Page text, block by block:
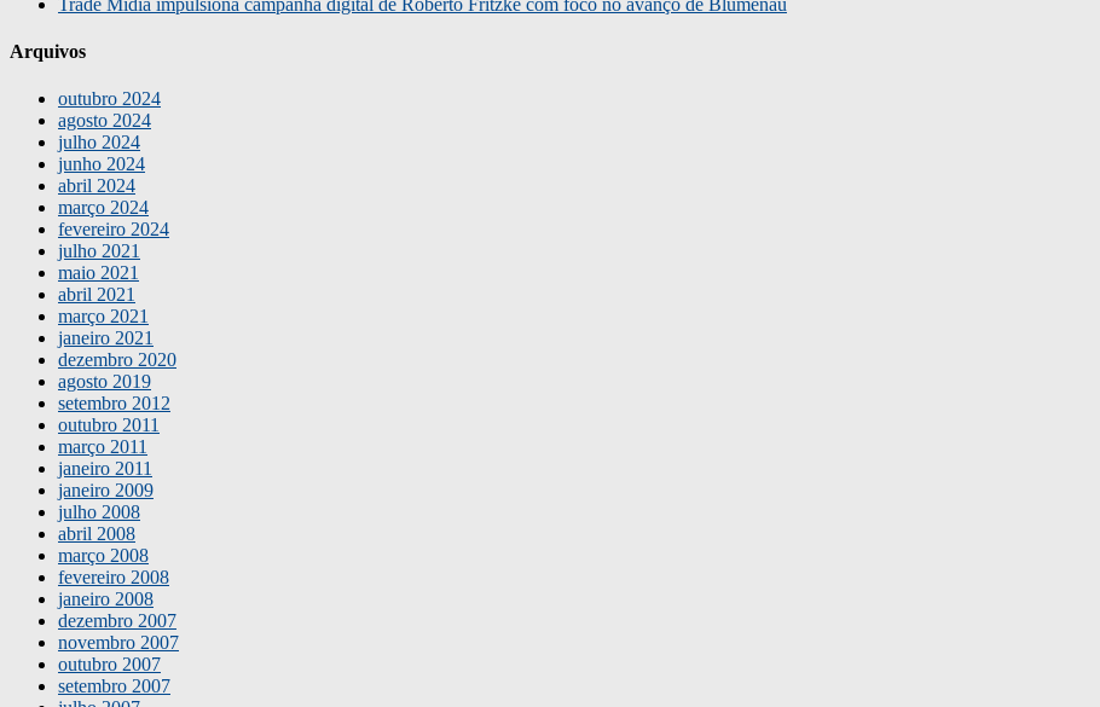
Arquivos
outubro 2024
agosto 2024
julho 2024
junho 2024
abril 2024
março 2024
fevereiro 2024
julho 2021
maio 2021
abril 2021
março 2021
janeiro 2021
dezembro 2020
agosto 2019
setembro 2012
outubro 2011
março 2011
janeiro 2011
janeiro 2009
julho 2008
abril 2008
março 2008
fevereiro 2008
janeiro 2008
dezembro 2007
novembro 2007
outubro 2007
setembro 2007